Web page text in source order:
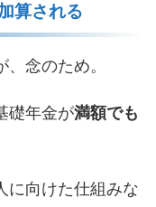
算される
念のため。
礎年金が満額でも
に向けた仕組みな